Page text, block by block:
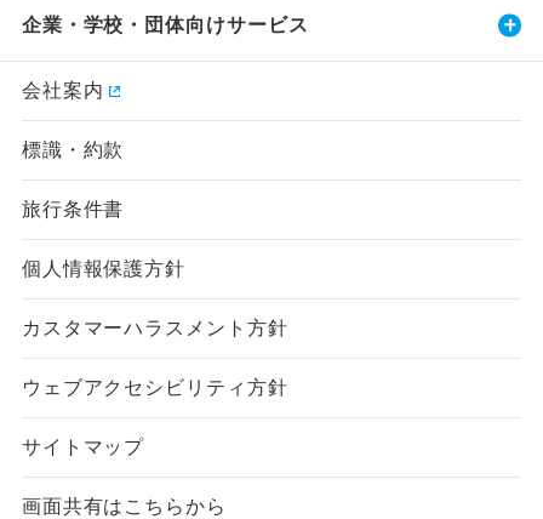
企業・学校・団体向けサービス
会社案内
標識・約款
旅行条件書
個人情報保護方針
カスタマーハラスメント方針
ウェブアクセシビリティ方針
サイトマップ
画面共有はこちらから